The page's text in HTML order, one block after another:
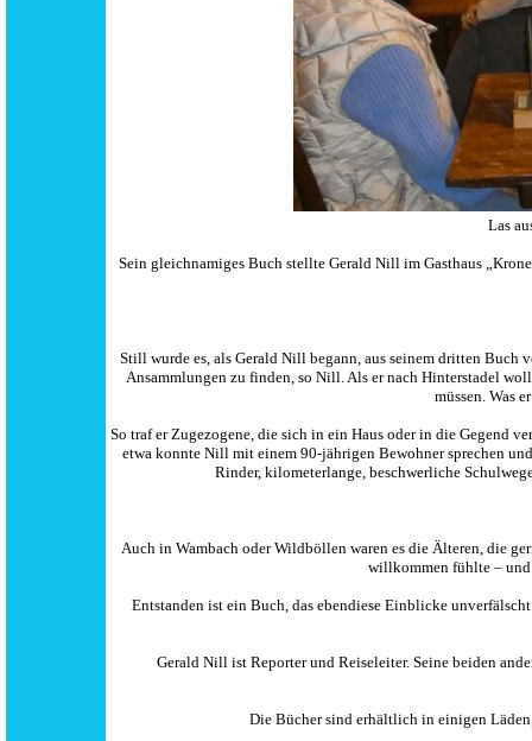
Las
Sein gleichnamiges Buch stellte Gerald Nill im Gasthaus
Still wurde es, als Gerald Nill begann, aus seinem dritten Buch
Ansammlungen zu finden, so Nill. Als er nach Hinterstadel
müssen. Was
So traf er Zugezogene, die sich in ein Haus oder in die Gegend
etwa konnte Nill mit einem 90-jährigen Bewohner sprechen
Rinder, kilometerlange, beschwerliche
Auch in Wambach oder Wildböllen waren es die Älteren, die
willkommen fühlte –
Entstanden ist ein Buch, das ebendiese Einblicke
Gerald Nill ist Reporter und Reiseleiter. Seine beiden
Die Bücher sind erhältlich in einigen